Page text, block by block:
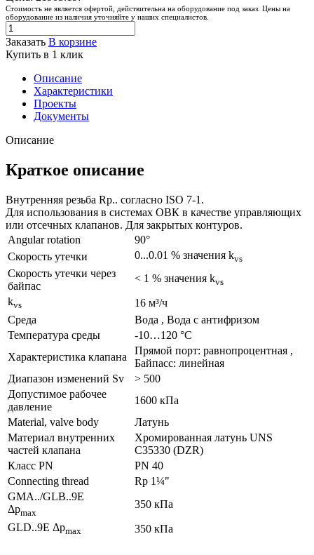
Стоимость не является офертой, действительна на оборудование под заказ. Цены на
оборудование из наличия уточняйте у наших специалистов.
Заказать В корзине
Купить в 1 клик
Описание
Характеристики
Проекты
Документы
Описание
Краткое описание
Внутренняя резьба Rp.. согласно ISO 7-1.
Для использования в системах ОВК в качестве управляющих
или отсечных клапанов. Для закрытых контуров.
Angular rotation
90°
Скорость утечки
0...0.01 % значения kvs
Скорость утечки через
байпас
< 1 % значения kvs
kvs
16 м³/ч
Среда
Bодa , Bодa с антифризом
Температура среды
-10…120 °C
Характеристика клапана
Прямой порт: равнопроцентная ,
Байпасс: линейная
Диапазон изменений Sv
> 500
Допустимое рабочее
давление
1600 кПа
Material, valve body
Латунь
Материал внутренних
частeй клапана
Хромированная латунь UNS
C35330 (DZR)
Класс PN
PN 40
Connecting thread
Rp 1¼"
GMA../GLB..9E
Δpmax
350 кПа
GLD..9E Δpmax 350 кПа